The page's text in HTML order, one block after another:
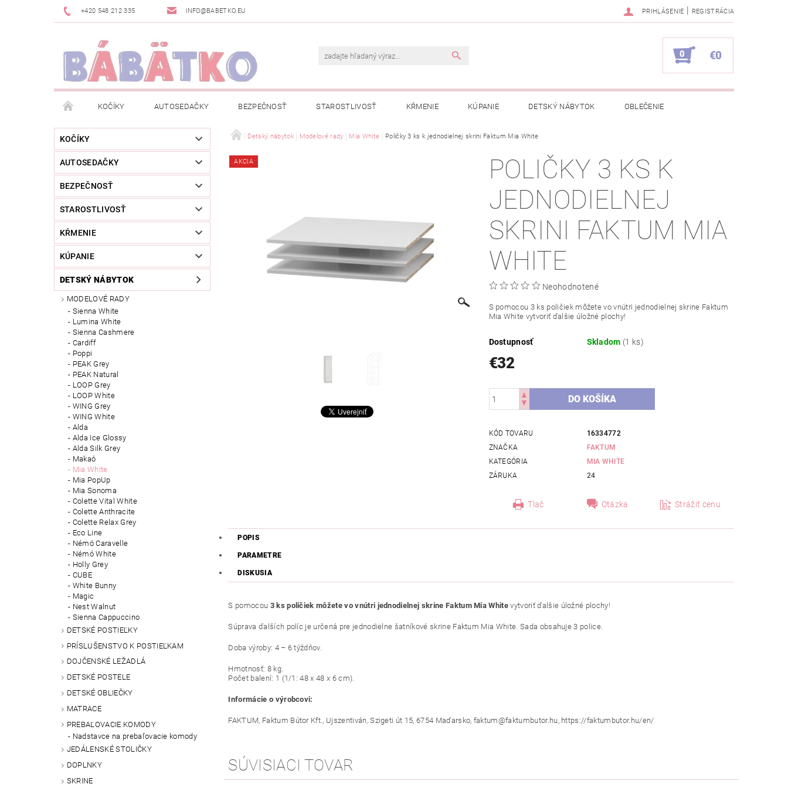
+420 548 212 335 INFO@BABETKO.EU PRIHLÁSENIE | REGISTRÁCIA
0 €0
KOČÍKY AUTOSEDAČKY BEZPEČNOSŤ STAROSTLIVOSŤ KŔMENIE KÚPANIE DETSKÝ NÁBYTOK OBLEČENIE
DOGSPACE POSLEDNÁ ŠANCA OBCHODNÉ PODMIENKY OCHRANA OSOBNÝCH ÚDAJOV
NOVINKY MOJA OBJEDNÁVKA
KOČÍKY
AUTOSEDAČKY
BEZPEČNOSŤ
STAROSTLIVOSŤ
KŔMENIE
KÚPANIE
DETSKÝ NÁBYTOK
MODELOVÉ RADY
Sienna White
Lumina White
Sienna Cashmere
Cardiff
Poppi
PEAK Grey
PEAK Natural
LOOP Grey
LOOP White
WING Grey
WING White
Alda
Alda Ice Glossy
Alda Silk Grey
Makaó
Mia White
Mia PopUp
Mia Sonoma
Colette Vital White
Colette Anthracite
Colette Relax Grey
Eco Line
Némó Caravelle
Némó White
Holly Grey
CUBE
White Bunny
Magic
Nest Walnut
Sienna Cappuccino
DETSKÉ POSTIEĽKY
PRÍSLUŠENSTVO K POSTIEĽKAM
DOJČENSKÉ LEŽADLÁ
DETSKÉ POSTELE
DETSKÉ OBLIEČKY
MATRACE
PREBAĽOVACIE KOMODY
Nadstavce na prebaľovacie komody
JEDÁLENSKÉ STOLIČKY
DOPLNKY
SKRINE
Detský nábytok Modelové rady Mia White Poličky 3 ks k jednodielnej skrini Faktum Mia White
AKCIA
POLIČKY 3 KS K
JEDNODIELNEJ
SKRINI FAKTUM MIA
WHITE
Neohodnotené
S pomocou 3 ks poličiek môžete vo vnútri jednodielnej skrine Faktum
Mia White vytvoriť ďalšie úložné plochy!
Dostupnosť Skladom (1 ks)
€32
KÓD TOVARU
16334772
ZNAČKA
FAKTUM
KATEGÓRIA
MIA WHITE
ZÁRUKA
24
Tlač Otázka Strážiť cenu
POPIS
PARAMETRE
DISKUSIA
S pomocou 3 ks poličiek môžete vo vnútri jednodielnej skrine Faktum Mia White vytvoriť ďalšie úložné plochy!
Súprava ďalších políc je určená pre jednodielne šatníkové skrine Faktum Mia White. Sada obsahuje 3 police.
Doba výroby: 4 – 6 týždňov.
Hmotnosť: 8 kg.
Počet balení: 1 (1/1: 48 x 48 x 6 cm).
Informácie o výrobcovi:
FAKTUM, Faktum Bútor Kft., Ujszentiván, Szigeti út 15, 6754 Maďarsko, faktum@faktumbutor.hu, https://faktumbutor.hu/en/
SÚVISIACI TOVAR